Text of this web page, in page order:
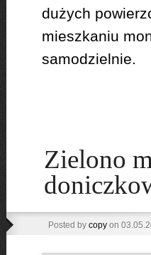
dużych
mieszkaniu
samodzielnie.
Zielono
Posted by copyon